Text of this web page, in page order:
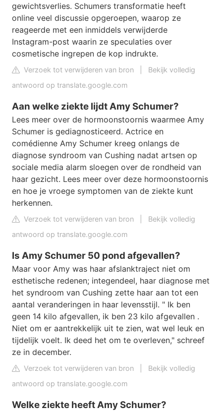
gewichtsverlies. Schumers transformatie heeft
online veel discussie opgeroepen, waarop ze
reageerde met een inmiddels verwijderde
Instagram-post waarin ze speculaties over
cosmetische ingrepen de kop indrukte.
Verzoek tot verwijderen van bron
Bekijk volledig
antwoord op translate.google.com
Aan welke ziekte lijdt Amy Schumer?
Lees meer over de hormoonstoornis waarmee Amy
Schumer is gediagnosticeerd. Actrice en
comédienne Amy Schumer kreeg onlangs de
diagnose syndroom van Cushing nadat artsen op
sociale media alarm sloegen over de rondheid van
haar gezicht. Lees meer over deze hormoonstoornis
en hoe je vroege symptomen van de ziekte kunt
herkennen.
Verzoek tot verwijderen van bron
Bekijk volledig
antwoord op translate.google.com
Is Amy Schumer 50 pond afgevallen?
Maar voor Amy was haar afslanktraject niet om
esthetische redenen; integendeel, haar diagnose met
het syndroom van Cushing zette haar aan tot een
aantal veranderingen in haar levensstijl. " Ik ben
geen 14 kilo afgevallen, ik ben 23 kilo afgevallen .
Niet om er aantrekkelijk uit te zien, wat wel leuk en
tijdelijk voelt. Ik deed het om te overleven," schreef
ze in december.
Verzoek tot verwijderen van bron
Bekijk volledig
antwoord op translate.google.com
Welke ziekte heeft Amy Schumer?